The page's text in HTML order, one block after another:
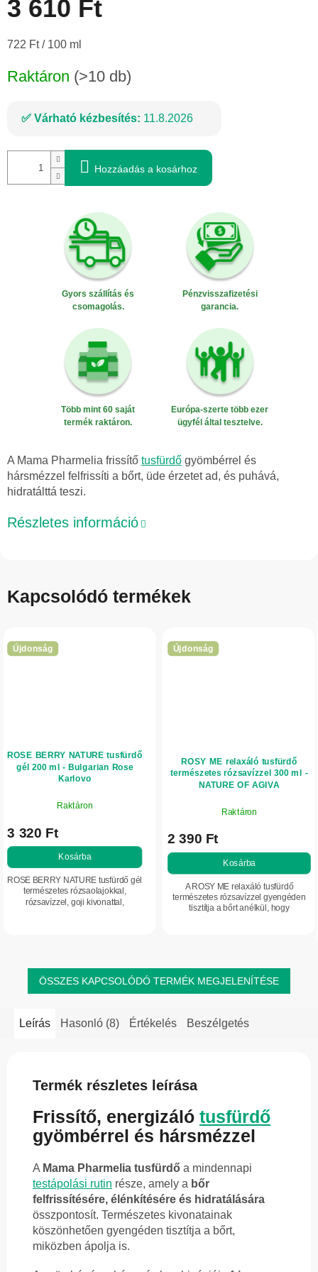
3 610 Ft
Egységár:
722 Ft / 100 ml
Raktáron (>10 db)
Várható kézbesítés: 11.8.2026
Hozzáadás a kosárhoz
Gyors szállítás és
csomagolás.
Pénzvisszafizetési
garancia.
Több mint 60 saját
termék raktáron.
Európa-szerte több ezer
ügyfél által tesztelve.
A Mama Pharmelia frissítő tusfürdő gyömbérrel és
hársmézzel felfrissíti a bőrt, üde érzetet ad, és puhává,
hidratálttá teszi.
Részletes információ
Kapcsolódó termékek
Újdonság
ROSE BERRY NATURE tusfürdő
gél 200 ml - Bulgarian Rose
Karlovo
Raktáron
3 320 Ft
Kosárba
ROSE BERRY NATURE tusfürdő gél
természetes rózsaolajokkal,
rózsavízzel, goji kivonattal,
Újdonság
ROSY ME relaxáló tusfürdő
természetes rózsavízzel 300 ml -
NATURE OF AGIVA
Raktáron
2 390 Ft
Kosárba
A ROSY ME relaxáló tusfürdő
természetes rózsavízzel gyengéden
tisztítja a bőrt anélkül, hogy
ÖSSZES KAPCSOLÓDÓ TERMÉK MEGJELENÍTÉSE
Leírás Hasonló (8) Értékelés Beszélgetés
Termék részletes leírása
Frissítő, energizáló tusfürdő
gyömbérrel és hársmézzel
A Mama Pharmelia tusfürdő a mindennapi
testápolási rutin része, amely a bőr
felfrissítésére, élénkítésére és hidratálására
összpontosít. Természetes kivonatainak
köszönhetően gyengéden tisztítja a bőrt,
miközben ápolja is.